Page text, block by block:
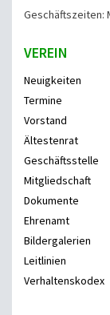
Geschäftszeiten:
VEREIN
Neuigkeiten
Termine
Vorstand
Ältestenrat
Geschäftsstelle
Mitgliedschaft
Dokumente
Ehrenamt
Bildergalerien
Leitlinien
Verhaltenskodex